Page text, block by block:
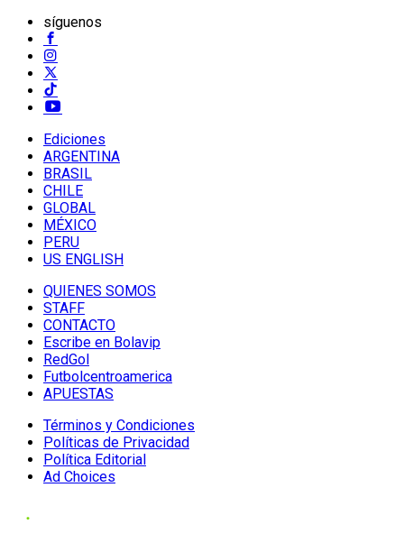
síguenos
Ediciones
ARGENTINA
BRASIL
CHILE
GLOBAL
MÉXICO
PERU
US ENGLISH
QUIENES SOMOS
STAFF
CONTACTO
Escribe en Bolavip
RedGol
Futbolcentroamerica
APUESTAS
Términos y Condiciones
Políticas de Privacidad
Política Editorial
Ad Choices